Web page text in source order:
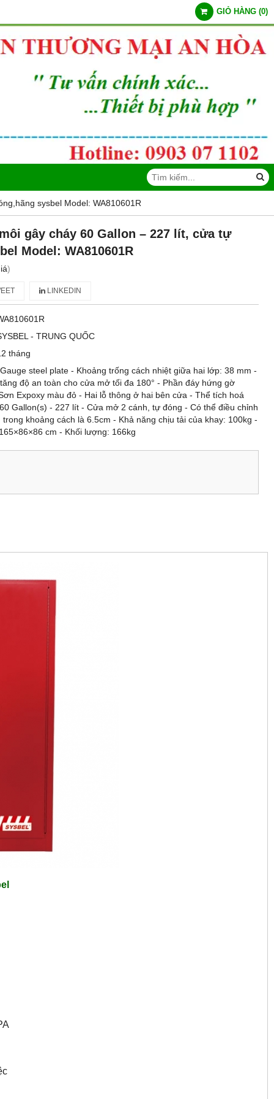
GIỎ HÀNG (0)
sysbel Model: WA810601R
gây cháy 60 Gallon – 227 lít, cửa tự
Model: WA810601R
)
LINKEDIN
- TRUNG QUỐC
tháng
steel plate - Khoảng trống cách nhiệt giữa hai lớp: 38 mm -
độ an toàn cho cửa mở tối đa 180° - Phần đáy hứng gờ
Expoxy màu đỏ - Hai lỗ thông ở hai bên cửa - Thể tích hoá
Gallon(s) - 227 lít - Cửa mở 2 cánh, tự đóng - Có thể điều chỉnh
khoảng cách là 6.5cm - Khả năng chịu tải của khay: 100kg -
cm - Khối lượng: 166kg